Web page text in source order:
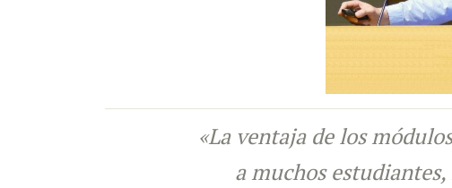
«La ventaja de los
a muchos